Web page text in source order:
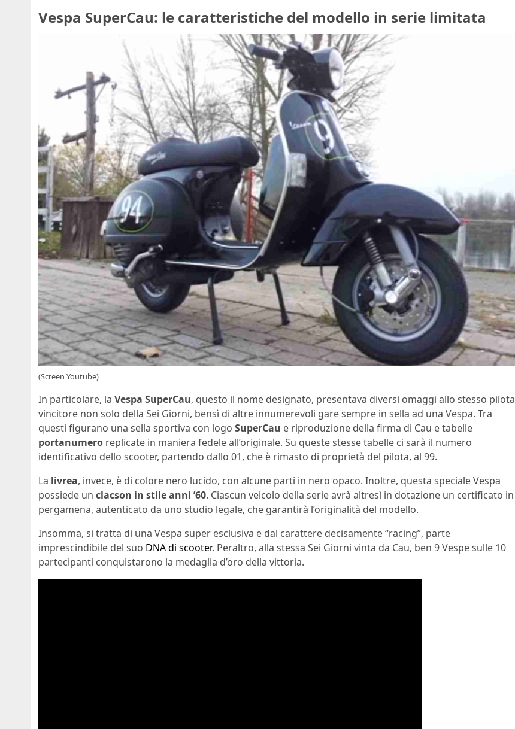
Vespa SuperCau: le caratteristiche del modello in serie limitata
(Screen Youtube)
In particolare, la Vespa SuperCau, questo il nome designato, presentava diversi omaggi allo stesso pilota
vincitore non solo della Sei Giorni, bensì di altre innumerevoli gare sempre in sella ad una Vespa. Tra
questi figurano una sella sportiva con logo SuperCau e riproduzione della firma di Cau e tabelle
portanumero replicate in maniera fedele all’originale. Su queste stesse tabelle ci sarà il numero
identificativo dello scooter, partendo dallo 01, che è rimasto di proprietà del pilota, al 99.
La livrea, invece, è di colore nero lucido, con alcune parti in nero opaco. Inoltre, questa speciale Vespa
possiede un clacson in stile anni ’60. Ciascun veicolo della serie avrà altresì in dotazione un certificato in
pergamena, autenticato da uno studio legale, che garantirà l’originalità del modello.
Insomma, si tratta di una Vespa super esclusiva e dal carattere decisamente “racing”, parte
imprescindibile del suo DNA di scooter. Peraltro, alla stessa Sei Giorni vinta da Cau, ben 9 Vespe sulle 10
partecipanti conquistarono la medaglia d’oro della vittoria.